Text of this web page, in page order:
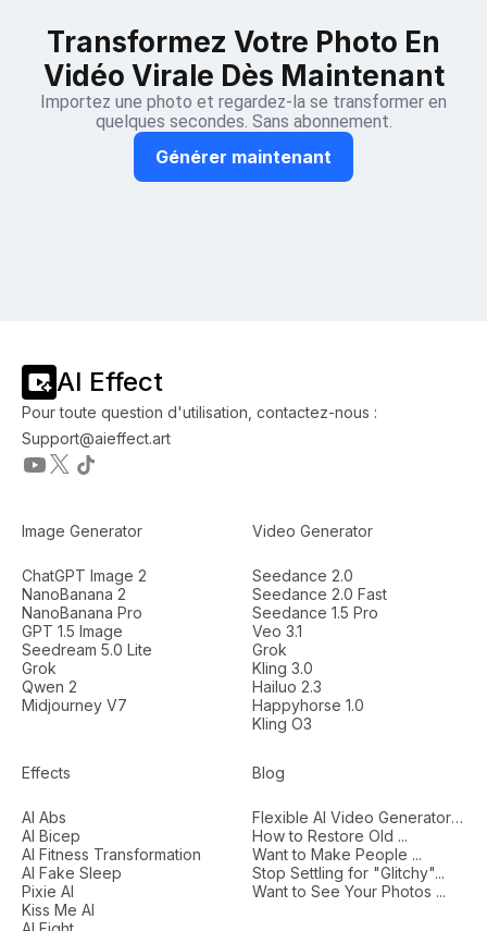
Transformez Votre Photo En
Vidéo Virale Dès Maintenant
Importez une photo et regardez-la se transformer en
quelques secondes. Sans abonnement.
Générer maintenant
AI Effect
Pour toute question d'utilisation, contactez-nous :
Support@aieffect.art
Image Generator
ChatGPT Image 2
NanoBanana 2
NanoBanana Pro
GPT 1.5 Image
Seedream 5.0 Lite
Grok
Qwen 2
Midjourney V7
Video Generator
Seedance 2.0
Seedance 2.0 Fast
Seedance 1.5 Pro
Veo 3.1
Grok
Kling 3.0
Hailuo 2.3
Happyhorse 1.0
Kling O3
Effects
AI Abs
AI Bicep
AI Fitness Transformation
AI Fake Sleep
Pixie AI
Kiss Me AI
Blog
Flexible AI Video Generators...
How to Restore Old ...
Want to Make People ...
Stop Settling for "Glitchy"...
Want to See Your Photos ...